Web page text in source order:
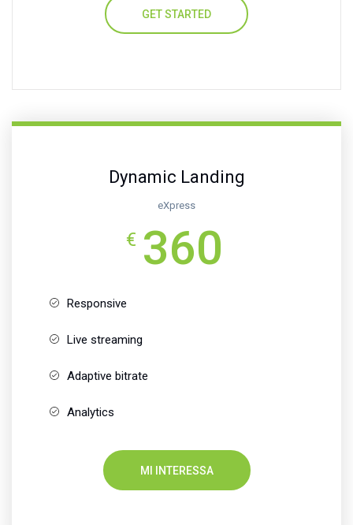
GET STARTED
Dynamic Landing
eXpress
€ 360
Responsive
Live streaming
Adaptive bitrate
Analytics
MI INTERESSA